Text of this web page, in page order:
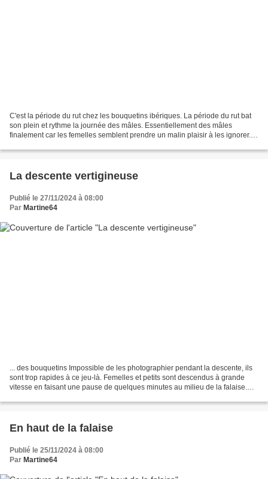
C'est la période du rut chez les bouquetins ibériques. La période du rut bat
son plein et rythme la journée des mâles. Essentiellement des mâles
finalement car les femelles semblent prendre un malin plaisir à les ignorer.
La descente vertigineuse
Publié le 27/11/2024 à 08:00
Par Martine64
... des bouquetins Impossible de les photographier pendant la descente, ils
sont trop rapides à ce jeu-là. Femelles et petits sont descendus à grande
vitesse en faisant une pause de quelques minutes au milieu de la falaise.
En haut de la falaise
Publié le 25/11/2024 à 08:00
Par Martine64